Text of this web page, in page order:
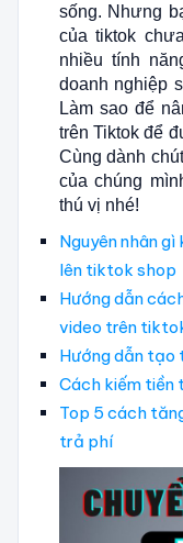
sống. Nhưng
của tiktok
nhiều tính
doanh nghiệp
Làm sao để
trên Tiktok để
Cùng dành
của chúng
thú vị nhé!
Nguyên nhân
lên tiktok shop
Hướng dẫn
video trên
Hướng dẫn tạo
Cách kiếm tiền
Top 5 cách
trả phí